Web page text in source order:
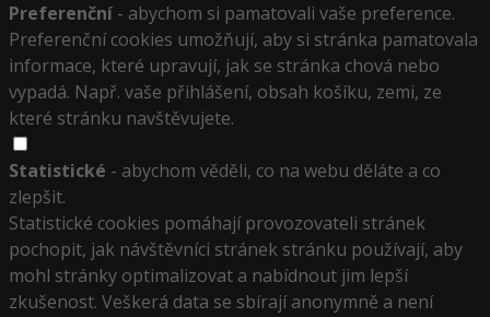
Preferenční - abychom si pamatovali vaše preference.
Preferenční cookies umožňují, aby si stránka pamatovala
informace, které upravují, jak se stránka chová nebo
vypadá. Např. vaše přihlášení, obsah košíku, zemi, ze
které stránku navštěvujete.
Statistické - abychom věděli, co na webu děláte a co
zlepšit.
Statistické cookies pomáhají provozovateli stránek
pochopit, jak návštěvníci stránek stránku používají, aby
mohl stránky optimalizovat a nabídnout jim lepší
zkušenost. Veškerá data se sbírají anonymně a není